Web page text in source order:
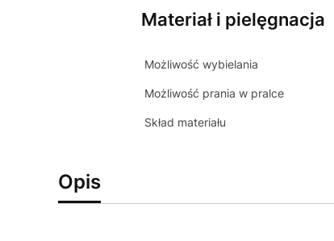
Materiał i pielęgnacja
Możliwość wybielania
Możliwość prania w pralce
Skład materiału
Opis